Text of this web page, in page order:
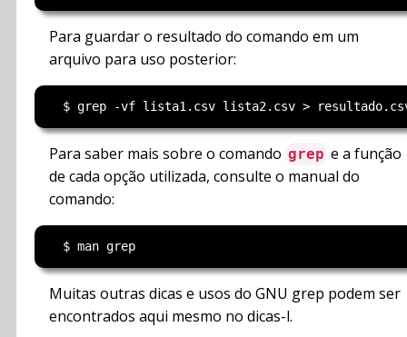
Para guardar o resultado do comando em um
arquivo para uso posterior:
Para saber mais sobre o comando grep e a função
de cada opção utilizada, consulte o manual do
comando:
Muitas outras dicas e usos do GNU grep podem ser
encontrados aqui mesmo no dicas-l.